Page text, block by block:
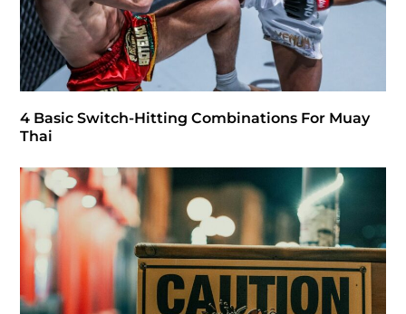
4 Basic Switch-Hitting Combinations For Muay
Thai